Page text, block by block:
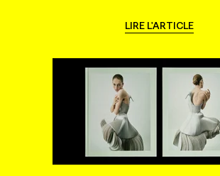
LIRE L'ARTICLE